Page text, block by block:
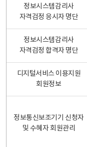
정보시스템감리사
자격검정 응시자 명단
정보시스템감리사
자격검정 합격자 명단
디지털서비스 이용지원
회원정보
정보통신보조기기 신청자
및 수혜자 회원관리